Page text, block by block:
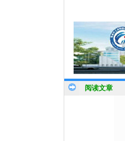
阅读文章